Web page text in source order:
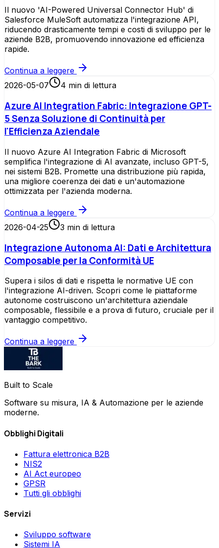
Il nuovo 'AI-Powered Universal Connector Hub' di
Salesforce MuleSoft automatizza l'integrazione API,
riducendo drasticamente tempi e costi di sviluppo per le
aziende B2B, promuovendo innovazione ed efficienza
rapide.
Continua a leggere
2026-05-07
4 min di lettura
Azure AI Integration Fabric: Integrazione GPT-
5 Senza Soluzione di Continuità per
l'Efficienza Aziendale
Il nuovo Azure AI Integration Fabric di Microsoft
semplifica l'integrazione di AI avanzate, incluso GPT-5,
nei sistemi B2B. Promette una distribuzione più rapida,
una migliore coerenza dei dati e un'automazione
ottimizzata per l'azienda moderna.
Continua a leggere
2026-04-25
3 min di lettura
Integrazione Autonoma AI: Dati e Architettura
Composable per la Conformità UE
Supera i silos di dati e rispetta le normative UE con
l'integrazione AI-driven. Scopri come le piattaforme
autonome costruiscono un'architettura aziendale
composable, flessibile e a prova di futuro, cruciale per il
vantaggio competitivo.
Continua a leggere
Built to Scale
Software su misura, IA & Automazione per le aziende
moderne.
Obblighi Digitali
Fattura elettronica B2B
NIS2
AI Act europeo
GPSR
Tutti gli obblighi
Servizi
Sviluppo software
Sistemi IA